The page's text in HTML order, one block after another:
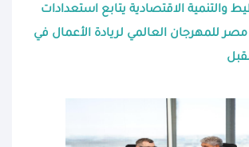
والتنمية الاقتصادية يتابع استعدادات
للمهرجان العالمي لريادة الأعمال في